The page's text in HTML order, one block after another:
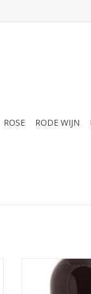
ROSE RODE WIJN
De jongste in de
Heel interessant
hout zag.